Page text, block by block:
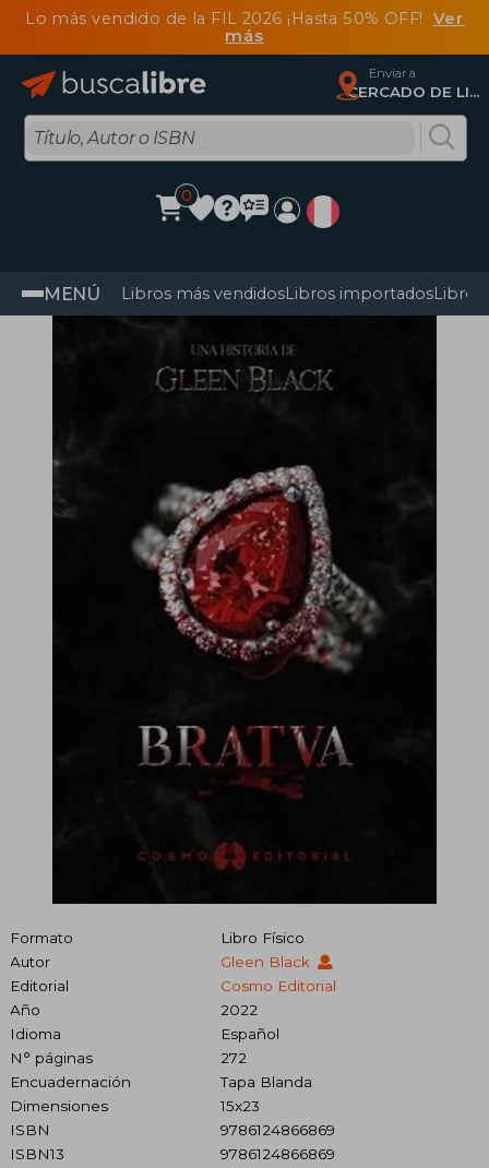
Lo más vendido de la FIL 2026 ¡Hasta 50% OFF! Ver
más
Enviar a
CERCADO DE LIMA, Lima
0
MENÚ Libros más vendidosLibros importadosLibros
Formato
Libro Físico
Autor
Gleen Black
Editorial
Cosmo Editorial
Año
2022
Idioma
Español
N° páginas
272
Encuadernación
Tapa Blanda
Dimensiones
15x23
ISBN
9786124866869
ISBN13
9786124866869